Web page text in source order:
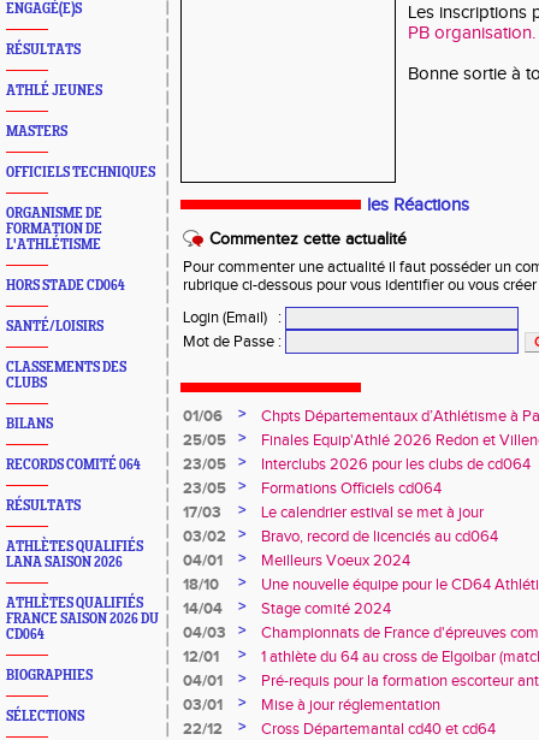
ENGAGÉ(E)S
RÉSULTATS
ATHLÉ JEUNES
MASTERS
OFFICIELS TECHNIQUES
ORGANISME DE
FORMATION DE
L'ATHLÉTISME
HORS STADE CD064
SANTÉ/LOISIRS
CLASSEMENTS DES
CLUBS
BILANS
RECORDS COMITÉ 064
RÉSULTATS
ATHLÈTES QUALIFIÉS
LANA SAISON 2026
ATHLÈTES QUALIFIÉS
FRANCE SAISON 2026 DU
CD064
BIOGRAPHIES
SÉLECTIONS
Les inscriptions
PB organisation.
Bonne sortie à
les Réactions
Commentez cette actualité
Pour commenter une actualité il faut posséder un
rubrique ci-dessous pour vous identifier ou vous
Login (Email)
:
Mot de Passe :
01/06 >
Chpts Départementaux d’Athlétisme à
Toulouse
25/05 >
Finales Equip'Athlé 2026 Redon et
23/05
>
Interclubs 2026 pour les clubs de cd064
23/05
>
Formations Officiels cd064
17/03
>
Le calendrier estival se met à jour
03/02
>
Bravo, record de licenciés au cd064
04/01
>
Meilleurs Voeux 2024
18/10
>
Une nouvelle équipe pour le CD64
14/04
>
Stage comité 2024
04/03
>
Championnats de France d'épreuves
Duler titré
12/01 >
1 athlète du 64 au cross de Elgoibar
04/01
>
Pré-requis pour la formation escorteur
03/01
>
Mise à jour réglementation
22/12
>
Cross Départemantal cd40 et cd64